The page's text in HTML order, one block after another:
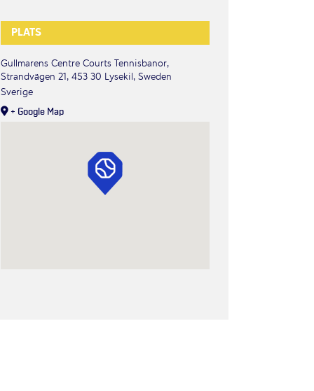
PLATS
Gullmarens Centre Courts Tennisbanor,
Strandvägen 21, 453 30 Lysekil, Sweden
Sverige
+ Google Map